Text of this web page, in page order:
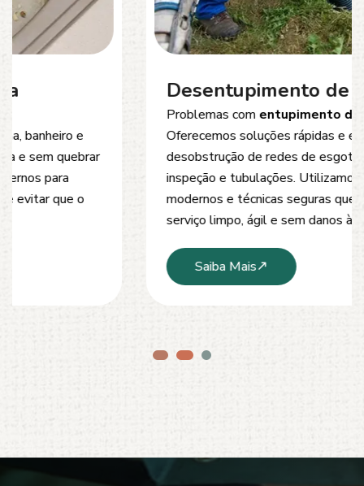
Desentupimento de Esgoto
entupimento de esgoto?
Oferecemos soluções rápidas e eficientes para
desobstrução de redes de esgoto, caixas de
inspeção e tubulações. Utilizamos equipamentos
modernos e técnicas seguras que garantem um
serviço limpo, ágil e sem danos à estrutura.